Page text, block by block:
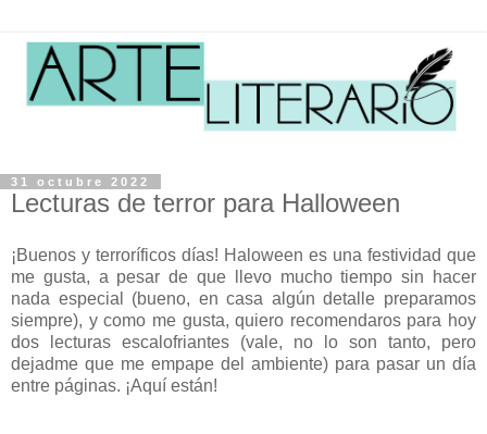
31 octubre 2022
Lecturas de terror para Halloween
¡Buenos y terroríficos días! Haloween es una festividad que
me gusta, a pesar de que llevo mucho tiempo sin hacer
nada especial (bueno, en casa algún detalle preparamos
siempre), y como me gusta, quiero recomendaros para hoy
dos lecturas escalofriantes (vale, no lo son tanto, pero
dejadme que me empape del ambiente) para pasar un día
entre páginas. ¡Aquí están!